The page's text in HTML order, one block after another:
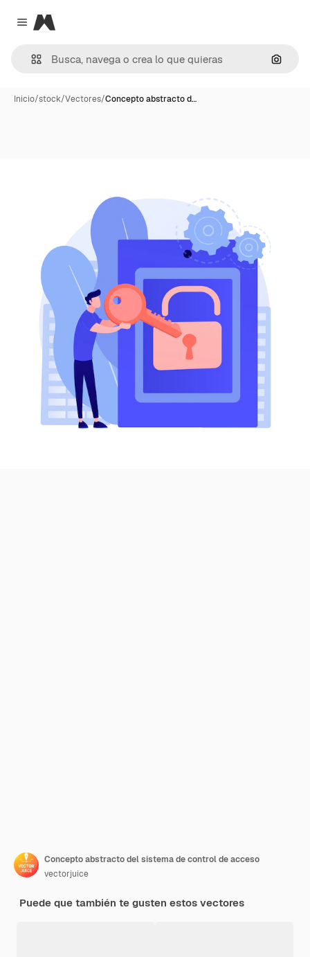
Close menu
Magnific
Inicio/stock/Vectores/Concepto abstracto d…
Concepto abstracto del sistema de control de acceso
vectorjuice
Puede que también te gusten estos vectores